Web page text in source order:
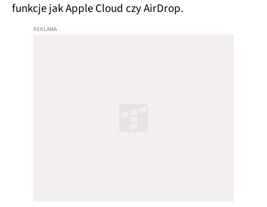
funkcje jak Apple Cloud czy AirDrop.